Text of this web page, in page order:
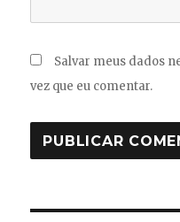
Salvar meus dados
vez que eu comentar.